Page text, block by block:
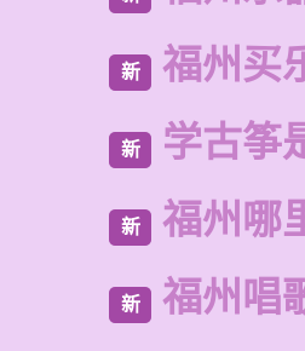
新 福州买
新 学古筝
新 福州哪
新 福州唱